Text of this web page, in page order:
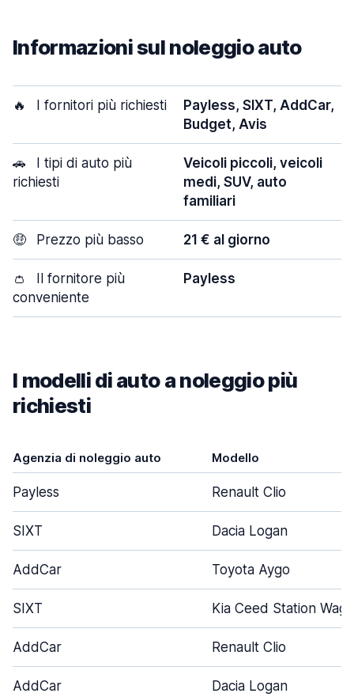
Informazioni sul noleggio auto
🔥 I fornitori più richiesti
Payless, SIXT, AddCar,
Budget, Avis
🚗
I tipi di auto più
richiesti
Veicoli piccoli, veicoli
medi, SUV, auto
familiari
🤑 Prezzo più basso 21 € al giorno
👛
Il fornitore più
conveniente
Payless
I modelli di auto a noleggio più
richiesti
Agenzia di noleggio auto Modello
Payless Renault Clio
SIXT Dacia Logan
AddCar Toyota Aygo
SIXT Kia Ceed Station
AddCar Renault Clio
AddCar Dacia Logan